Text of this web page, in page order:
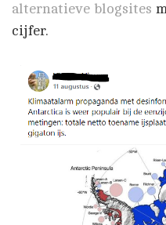
alternatieve blogsites
cijfer.